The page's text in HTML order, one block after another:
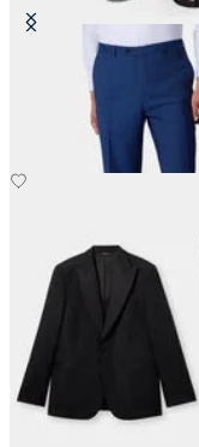
Virgin Wool Trousers